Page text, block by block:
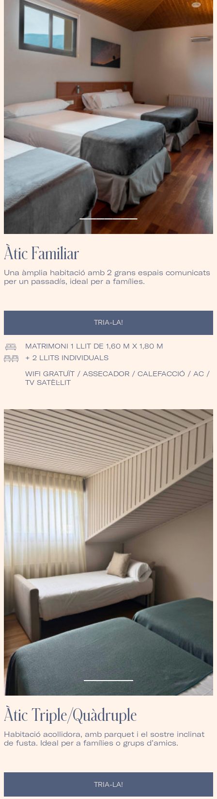
Àtic Familiar
Una àmplia habitació amb 2 grans espais comunicats
per un passadís, ideal per a famílies.
TRIA-LA!
MATRIMONI 1 LLIT DE 1,60 M X 1,80 M
+ 2 LLITS INDIVIDUALS
WIFI GRATUÏT / ASSECADOR / CALEFACCIÓ / AC /
TV SATÈL·LIT
Àtic Triple/Quàdruple
Habitació acollidora, amb parquet i el sostre inclinat
de fusta. Ideal per a famílies o grups d’amics.
TRIA-LA!